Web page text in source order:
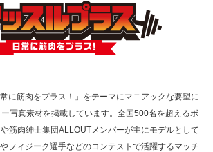
TOKYO FMラジオ番組「ONE MORNING」
で紹介さ…
た（6/8放送）
に筋肉をプラス！」をテーマにマニアックな要望に
写真素材を掲載しています。全国500名を超えるボ
筋肉紳士集団ALLOUTメンバーが主にモデルとして
フィジーク選手などのコンテストで活躍するマッチ